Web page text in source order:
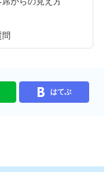
問
はてぶ